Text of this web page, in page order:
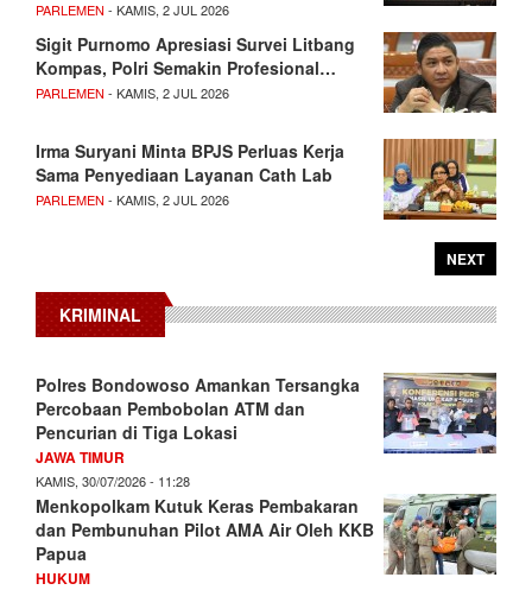
PARLEMEN - KAMIS, 2 JUL 2026
Sigit Purnomo Apresiasi Survei Litbang
Kompas, Polri Semakin Profesional…
PARLEMEN - KAMIS, 2 JUL 2026
Irma Suryani Minta BPJS Perluas Kerja
Sama Penyediaan Layanan Cath Lab
PARLEMEN - KAMIS, 2 JUL 2026
NEXT
KRIMINAL
Polres Bondowoso Amankan Tersangka
Percobaan Pembobolan ATM dan
Pencurian di Tiga Lokasi
JAWA TIMUR
KAMIS, 30/07/2026 - 11:28
Menkopolkam Kutuk Keras Pembakaran
dan Pembunuhan Pilot AMA Air Oleh KKB
Papua
HUKUM